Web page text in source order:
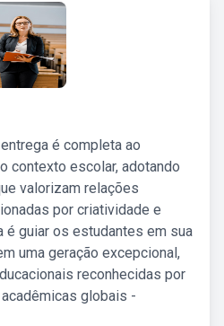
é completa ao
contexto escolar, adotando
valorizam relações
por criatividade e
é guiar os estudantes em sua
uma geração excepcional,
reconhecidas por
globais -